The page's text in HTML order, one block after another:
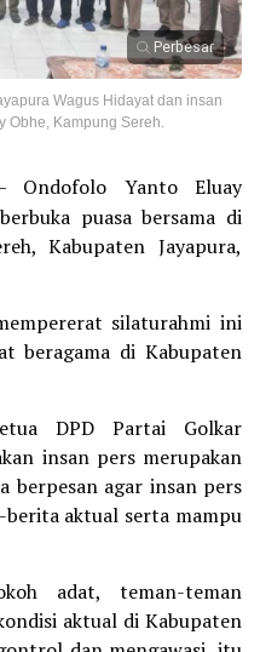
Perbesar
Wagus Hidayat dan insan
Obhe, Kampung Sereh.
Ondofolo Yanto Eluay
puasa bersama di
Kabupaten Jayapura,
silaturahmi ini
beragama di Kabupaten
DPD Partai Golkar
insan pers merupakan
berpesan agar insan pers
berita aktual serta mampu
adat, teman-teman
aktual di Kabupaten